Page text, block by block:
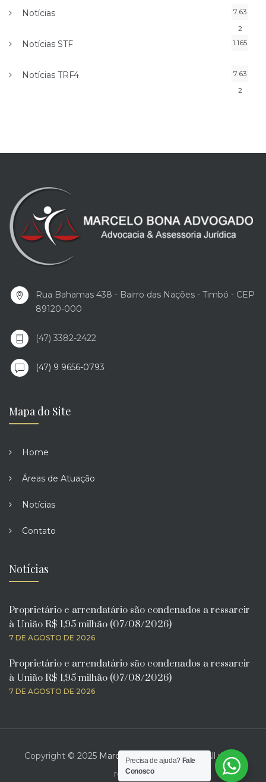
Notícias
7.63
2
Notícias STF 1.165
Notícias TRF4
7.63
2
Rua Bahamas 438 - Bairro das Nações - Timbó - CEP
89120-000
(47) 3382-2422
(47) 9 9656-0793
Mapa do Site
Home
Áreas de Atuação
Notícias
Contato
Notícias
Proprietário e arrendatário são condenados a ressarcir
à União R$ 1,95 milhão (07/08/2026)
7 DE AGOSTO DE 2026
Proprietário e arrendatário são condenados a ressarcir
à União R$ 1,95 milhão (07/08/2026)
7 DE AGOSTO DE 2026
Copyright © 2025 Marcelo Bona Advogado
. All rights
reserved.
Precisa de ajuda? Fale
Conosco